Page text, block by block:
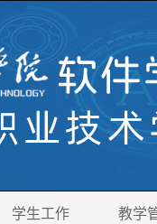
学生工作 教学